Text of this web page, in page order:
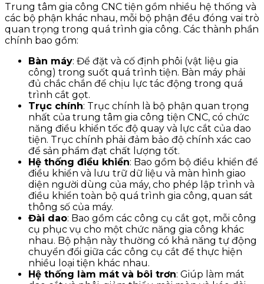
Trung tâm gia công CNC tiện gồm nhiều hệ thống và
các bộ phận khác nhau, mỗi bộ phận đều đóng vai trò
quan trọng trong quá trình gia công. Các thành phần
chính bao gồm:
Bàn máy: Để đặt và cố định phôi (vật liệu gia
công) trong suốt quá trình tiện. Bàn máy phải
đủ chắc chắn để chịu lực tác động trong quá
trình cắt gọt.
Trục chính: Trục chính là bộ phận quan trọng
nhất của trung tâm gia công tiện CNC, có chức
năng điều khiển tốc độ quay và lực cắt của dao
tiện. Trục chính phải đảm bảo độ chính xác cao
để sản phẩm đạt chất lượng tốt.
Hệ thống điều khiển: Bao gồm bộ điều khiển để
điều khiển và lưu trữ dữ liệu và màn hình giao
diện người dùng của máy, cho phép lập trình và
điều khiển toàn bộ quá trình gia công, quan sát
thông số của máy.
Đài dao: Bao gồm các công cụ cắt gọt, mỗi công
cụ phục vụ cho một chức năng gia công khác
nhau. Bộ phận này thường có khả năng tự động
chuyển đổi giữa các công cụ cắt để thực hiện
nhiều loại tiện khác nhau.
Hệ thống làm mát và bôi trơn: Giúp làm mát